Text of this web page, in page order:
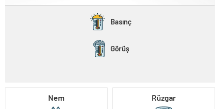
Basınç
Görüş
Nem Rüzgar